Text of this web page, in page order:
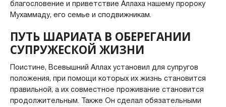
благословение и приветствие Аллаха нашему пророку
Мухаммаду, его семье и сподвижникам.
ПУТЬ ШАРИАТА В ОБЕРЕГАНИИ
СУПРУЖЕСКОЙ ЖИЗНИ
Поистине, Всевышний Аллах установил для супругов
положения, при помощи которых их жизнь становится
правильной, а их совместное проживание становится
продолжительным. Также Он сделал обязательными